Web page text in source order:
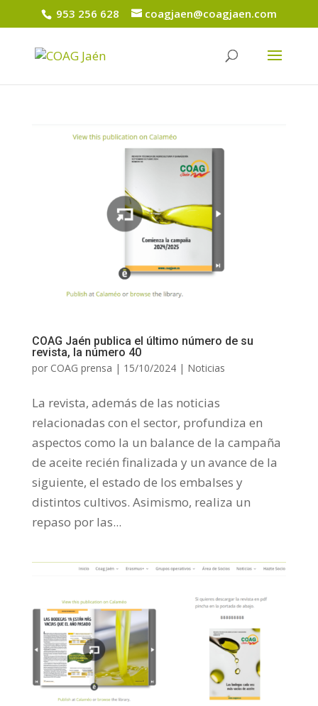
953 256 628 coagjaen@coagjaen.com
COAG Jaén publica el último número de su
revista, la número 40
por COAG prensa | 15/10/2024| Noticias
La revista, además de las noticias
relacionadas con el sector, profundiza en
aspectos como la un balance de la campaña
de aceite recién finalizada y un avance de la
siguiente, el estado de los embalses y
distintos cultivos. Asimismo, realiza un
repaso por las...